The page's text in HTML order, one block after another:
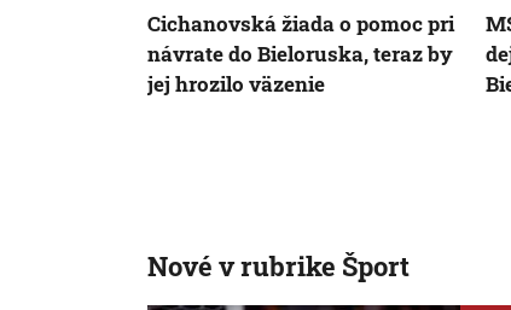
Cichanovská žiada o pomoc pri
návrate do Bieloruska, teraz by
jej hrozilo väzenie
Nové v rubrike Šport